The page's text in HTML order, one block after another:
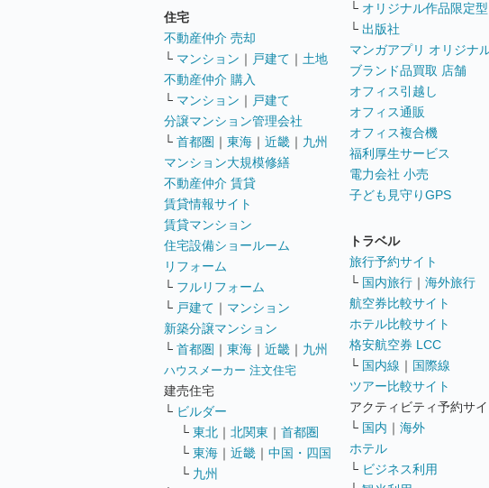
住宅
不動産仲介 売却
└ マンション ｜ 戸建て ｜ 土地
不動産仲介 購入
└ マンション ｜ 戸建て
分譲マンション管理会社
└ 首都圏 ｜ 東海 ｜ 近畿 ｜ 九州
マンション大規模修繕
不動産仲介 賃貸
賃貸情報サイト
賃貸マンション
住宅設備ショールーム
リフォーム
└ フルリフォーム
└ 戸建て ｜ マンション
新築分譲マンション
└ 首都圏 ｜ 東海 ｜ 近畿 ｜ 九州
ハウスメーカー 注文住宅
建売住宅
└ ビルダー
└ 東北 ｜ 北関東 ｜ 首都圏
└ 東海 ｜ 近畿 ｜ 中国・四国
└ 九州
└ オリジナル作品限定型
└ 出版社
マンガアプリ オリジナ
ブランド品買取 店舗
オフィス引越し
オフィス通販
オフィス複合機
福利厚生サービス
電力会社 小売
子ども見守りGPS
トラベル
旅行予約サイト
└ 国内旅行 ｜ 海外旅行
航空券比較サイト
ホテル比較サイト
格安航空券 LCC
└ 国内線 ｜ 国際線
ツアー比較サイト
アクティビティ予約サイ
└ 国内 ｜ 海外
ホテル
└ ビジネス利用